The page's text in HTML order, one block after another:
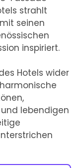
strahlt
seinen
inspiriert.
Hotels wider
lebendigen